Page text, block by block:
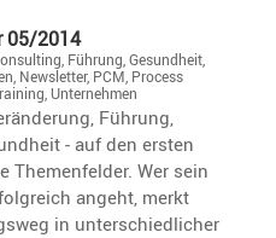
05/2014
Führung Gesundheit,
Newsletter, PCM Process
Unternehmen
Führung,
- auf den ersten
Themenfelder. Wer sein
angeht, merkt
in unterschiedlicher